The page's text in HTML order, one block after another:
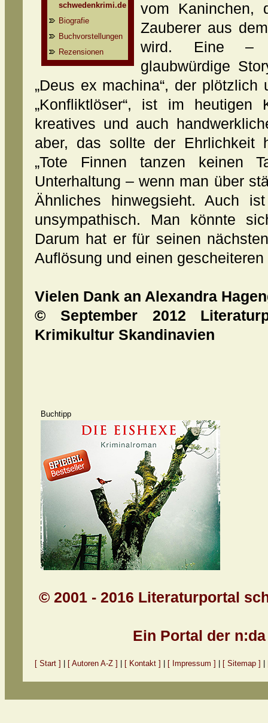
schwedenkrimi.de
Biografie
Buchvorstellungen
Rezensionen
vom Kaninchen,
Zauberer aus
wird. Eine –
glaubwürdige
„Deus ex machina“, der
„Konfliktlöser“, ist im heutigen
kreatives und auch
aber, das sollte der Ehrlichkeit
„Tote Finnen tanzen keinen
Unterhaltung – wenn man über
Ähnliches hinwegsieht. Auch
unsympathisch. Man könnte
Darum hat er für seinen
Auflösung und einen
Vielen Dank an Alexandra
© September 2012
Krimikultur Skandinavien
Buchtipp
© 2001 - 2016 Literaturportal
Ein Portal der
[ Start ] [ Autoren A-Z ] [ Kontakt ] [ Impressum ] [ Sitemap ]